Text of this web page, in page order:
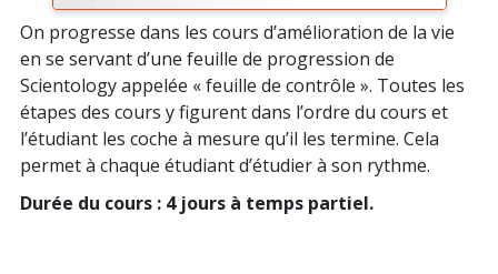
On progresse dans les cours d’amélioration de la vie
en se servant d’une feuille de progression de
Scientology appelée « feuille de contrôle ». Toutes les
étapes des cours y figurent dans l’ordre du cours et
l’étudiant les coche à mesure qu’il les termine. Cela
permet à chaque étudiant d’étudier à son rythme.
Durée du cours : 4 jours à temps partiel.